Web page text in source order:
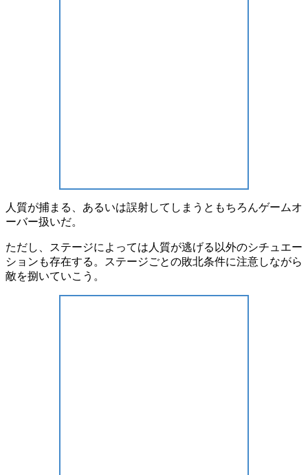
人質が捕まる、あるいは誤射してしまうともちろんゲームオ
ーバー扱いだ。
ただし、ステージによっては人質が逃げる以外のシチュエー
ションも存在する。ステージごとの敗北条件に注意しながら
敵を捌いていこう。